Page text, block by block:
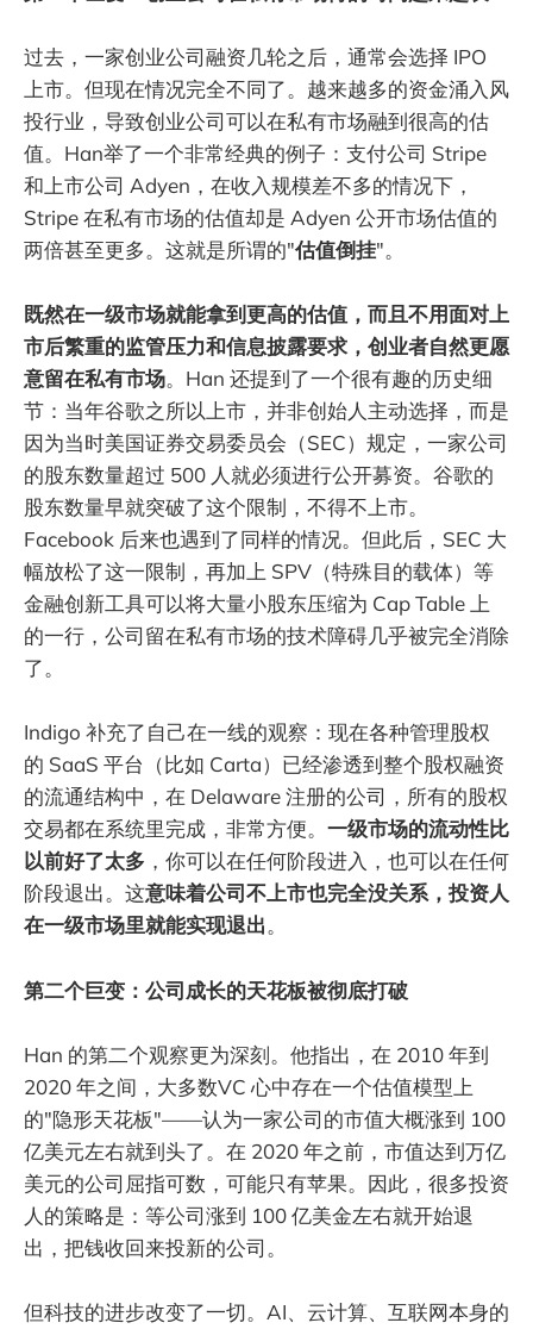
过去，一家创业公司融资几轮之后，通常会选择 IPO
上市。但现在情况完全不同了。越来越多的资金涌入风
投行业，导致创业公司可以在私有市场融到很高的估
值。Han举了一个非常经典的例子：支付公司 Stripe
和上市公司 Adyen，在收入规模差不多的情况下，
Stripe 在私有市场的估值却是 Adyen 公开市场估值的
两倍甚至更多。这就是所谓的"估值倒挂"。
既然在一级市场就能拿到更高的估值，而且不用面对上
市后繁重的监管压力和信息披露要求，创业者自然更愿
意留在私有市场。Han 还提到了一个很有趣的历史细
节：当年谷歌之所以上市，并非创始人主动选择，而是
因为当时美国证券交易委员会（SEC）规定，一家公司
的股东数量超过 500 人就必须进行公开募资。谷歌的
股东数量早就突破了这个限制，不得不上市。
Facebook 后来也遇到了同样的情况。但此后，SEC 大
幅放松了这一限制，再加上 SPV（特殊目的载体）等
金融创新工具可以将大量小股东压缩为 Cap Table 上
的一行，公司留在私有市场的技术障碍几乎被完全消除
了。
Indigo 补充了自己在一线的观察：现在各种管理股权
的 SaaS 平台（比如 Carta）已经渗透到整个股权融资
的流通结构中，在 Delaware 注册的公司，所有的股权
交易都在系统里完成，非常方便。 一级市场的流动性比
以前好了太多 ，你可以在任何阶段进入，也可以在任何
阶段退出。这意味着公司不上市也完全没关系，投资人
在一级市场里就能实现退出。
第二个巨变：公司成长的天花板被彻底打破
Han 的第二个观察更为深刻。他指出，在 2010 年到
2020 年之间，大多数VC 心中存在一个估值模型上
的"隐形天花板"——认为一家公司的市值大概涨到 100
亿美元左右就到头了。在 2020 年之前，市值达到万亿
美元的公司屈指可数，可能只有苹果。因此，很多投资
人的策略是：等公司涨到 100 亿美金左右就开始退
出，把钱收回来投新的公司。
但科技的进步改变了一切。AI、云计算、互联网本身的